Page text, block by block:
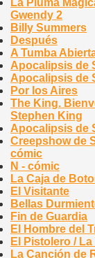
La Pluma
Gwendy 2
Billy Summers
Después
A Tumba
Apocalipsis de
Apocalipsis de
Por los Aires
The King.
Stephen King
Apocalipsis de
Creepshow de
cómic
N - cómic
La Caja de
El Visitante
Bellas
Fin de Guardia
El Hombre del
El Pistolero /
La Canción de